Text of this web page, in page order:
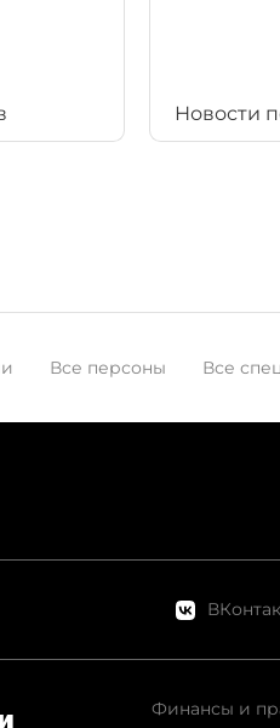
Новости
Все персоны Все
Финансы и